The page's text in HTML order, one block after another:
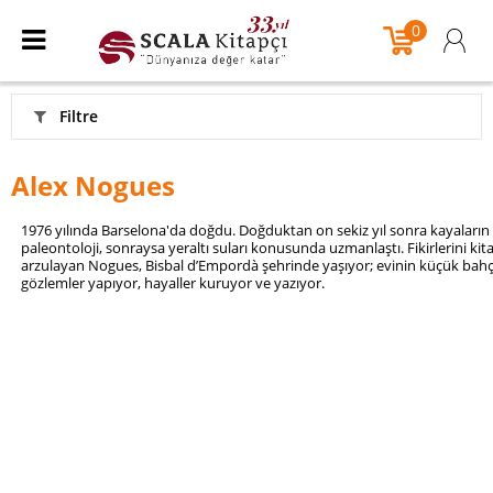
0
Filtre
Alex Nogues
1976 yılında Barselona'da doğdu. Doğduktan on sekiz yıl sonra
paleontoloji, sonraysa yeraltı suları konusunda uzmanlaştı. Fikirlerini
arzulayan Nogues, Bisbal d’Empordà şehrinde yaşıyor; evinin küçük
gözlemler yapıyor, hayaller kuruyor ve yazıyor.